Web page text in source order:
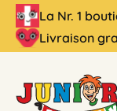
principal
La Nr. 1
Livraison